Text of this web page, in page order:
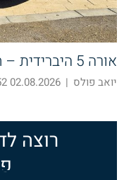
אורה 5 היברידית – חוצה קטגוריות
יואב פולס |
02.08.2026 10:52
רוצה